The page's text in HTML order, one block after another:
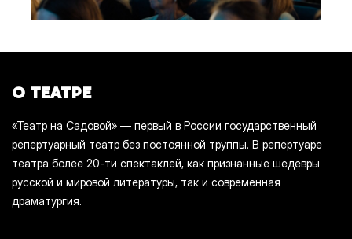
О ТЕАТРЕ
«Театр на Садовой» — первый в России государственный
репертуарный театр без постоянной труппы. В репертуаре
театра более 20-ти спектаклей, как признанные шедевры
русской и мировой литературы, так и современная
драматургия.